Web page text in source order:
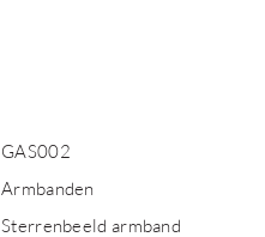
GAS002
Armbanden
Sterrenbeeld armband